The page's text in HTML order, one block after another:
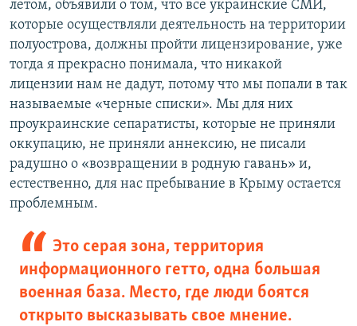
летом, объявили о том, что все украинские СМИ,
которые осуществляли деятельность на территории
полуострова, должны пройти лицензирование, уже
тогда я прекрасно понимала, что никакой
лицензии нам не дадут, потому что мы попали в так
называемые «черные списки». Мы для них
проукраинские сепаратисты, которые не приняли
оккупацию, не приняли аннексию, не писали
радушно о «возвращении в родную гавань» и,
естественно, для нас пребывание в Крыму остается
проблемным.
Это серая зона, территория
информационного гетто, одна большая
военная база. Место, где люди боятся
открыто высказывать свое мнение.